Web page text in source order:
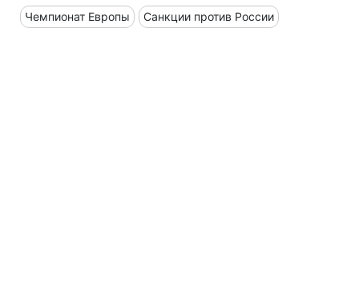
Чемпионат Европы Санкции против России